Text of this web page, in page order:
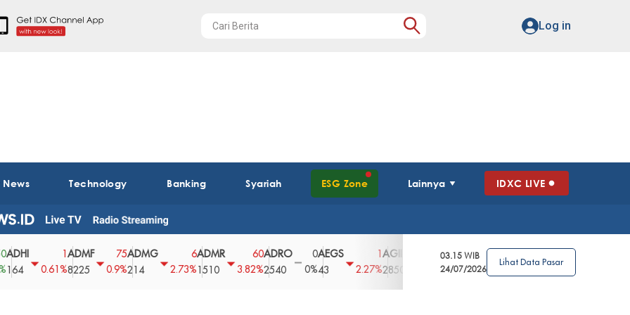
Log in
Technology Banking Syariah ESG Zone Lainnya IDXC LIVE
0.61%
ADMF
8225
75
0.9%
ADMG
214
2.73%
ADMR
1510
3.82%
ADRO
2540
0
0%
AEGS
2.27%2850
3.39%
AGRO
4
2.63%
AGRS
0%
03.15 WIB
24/07/2026
Lihat Data Pasar